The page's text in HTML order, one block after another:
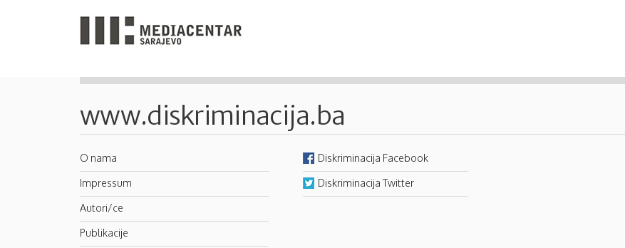
www.diskriminacija.ba
O nama
Impressum
Autori/ce
Publikacije
Diskriminacija Facebook
Diskriminacija Twitter